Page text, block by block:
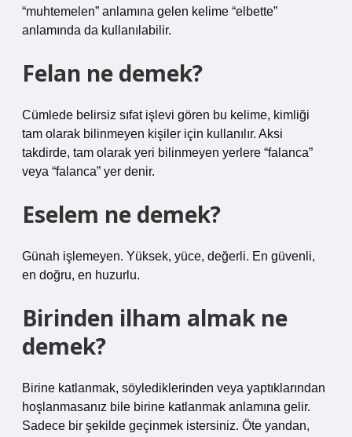
“muhtemelen” anlamına gelen kelime “elbette”
anlamında da kullanılabilir.
Felan ne demek?
Cümlede belirsiz sıfat işlevi gören bu kelime, kimliği
tam olarak bilinmeyen kişiler için kullanılır. Aksi
takdirde, tam olarak yeri bilinmeyen yerlere “falanca”
veya “falanca” yer denir.
Eselem ne demek?
Günah işlemeyen. Yüksek, yüce, değerli. En güvenli,
en doğru, en huzurlu.
Birinden ilham almak ne
demek?
Birine katlanmak, söylediklerinden veya yaptıklarından
hoşlanmasanız bile birine katlanmak anlamına gelir.
Sadece bir şekilde geçinmek istersiniz. Öte yandan,